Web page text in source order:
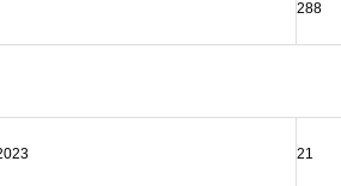
288
21